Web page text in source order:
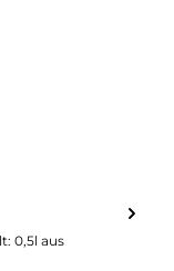
0,5l aus